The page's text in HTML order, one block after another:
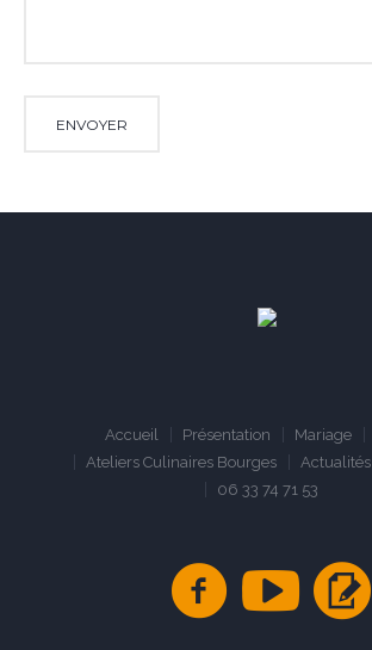
Accueil Présentation Mariage
Ateliers Culinaires Bourges
Actualités
06 33 74 71 53